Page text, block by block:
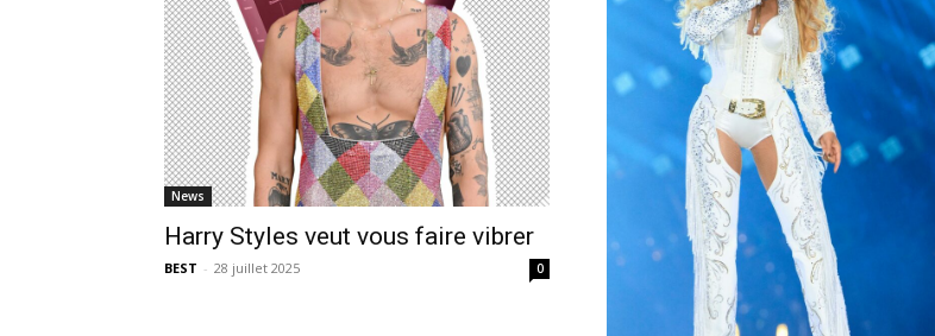
News
Harry Styles veut vous faire vibrer
BEST - 28 juillet 2025 0